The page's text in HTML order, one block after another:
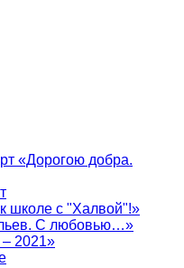
«Дорогою добра.
школе с "Халвой"!»
С любовью…»
2021»